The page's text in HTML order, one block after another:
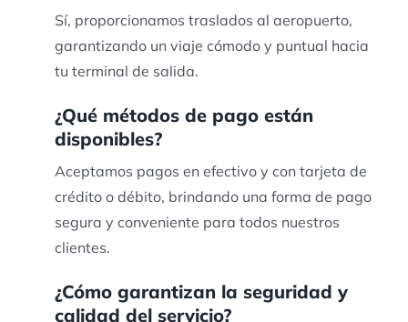
Sí, proporcionamos traslados al aeropuerto,
garantizando un viaje cómodo y puntual hacia
tu terminal de salida.
¿Qué métodos de pago están
disponibles?
Aceptamos pagos en efectivo y con tarjeta de
crédito o débito, brindando una forma de pago
segura y conveniente para todos nuestros
clientes.
¿Cómo garantizan la seguridad y
calidad del servicio?